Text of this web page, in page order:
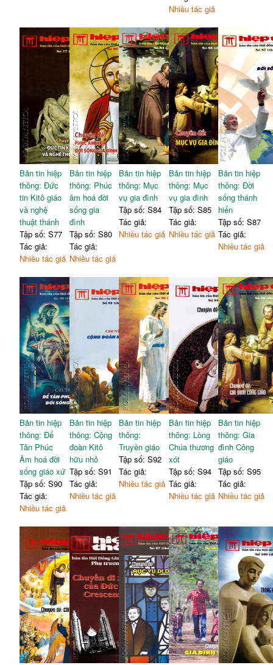
Nhiều tác giả
Bản tin hiệp
thông: Đức
tin Kitô giáo
và nghệ
thuật thánh
Tập số: S77
Tác giả:
Nhiều tác giả
Bản tin hiệp
thông: Phúc
âm hoá đời
sống gia
đình
Tập số: S80
Tác giả:
Nhiều tác giả
Bản tin hiệp
thông: Mục
vụ gia đình
Tập số: S84
Tác giả:
Nhiều tác giả
Bản tin hiệp
thông: Mục
vụ gia đình
Tập số: S85
Tác giả:
Nhiều tác giả
Bản tin hiệp
thông: Đời
sống thánh
hiến
Tập số: S87
Tác giả:
Nhiều tác giả
Bản tin hiệp
thông: Để
Tân Phúc
Âm hoá đời
sống giáo xứ
Tập số: S90
Tác giả:
Nhiều tác giả
Bản tin hiệp
thông: Cộng
đoàn Kitô
hữu nhỏ
Tập số: S91
Tác giả:
Nhiều tác giả
Bản tin hiệp
thông:
Truyền giáo
Tập số: S92
Tác giả:
Nhiều tác giả
Bản tin hiệp
thông: Lòng
Chúa thương
xót
Tập số: S94
Tác giả:
Nhiều tác giả
Bản tin hiệp
thông: Gia
đình Công
giáo
Tập số: S95
Tác giả:
Nhiều tác giả